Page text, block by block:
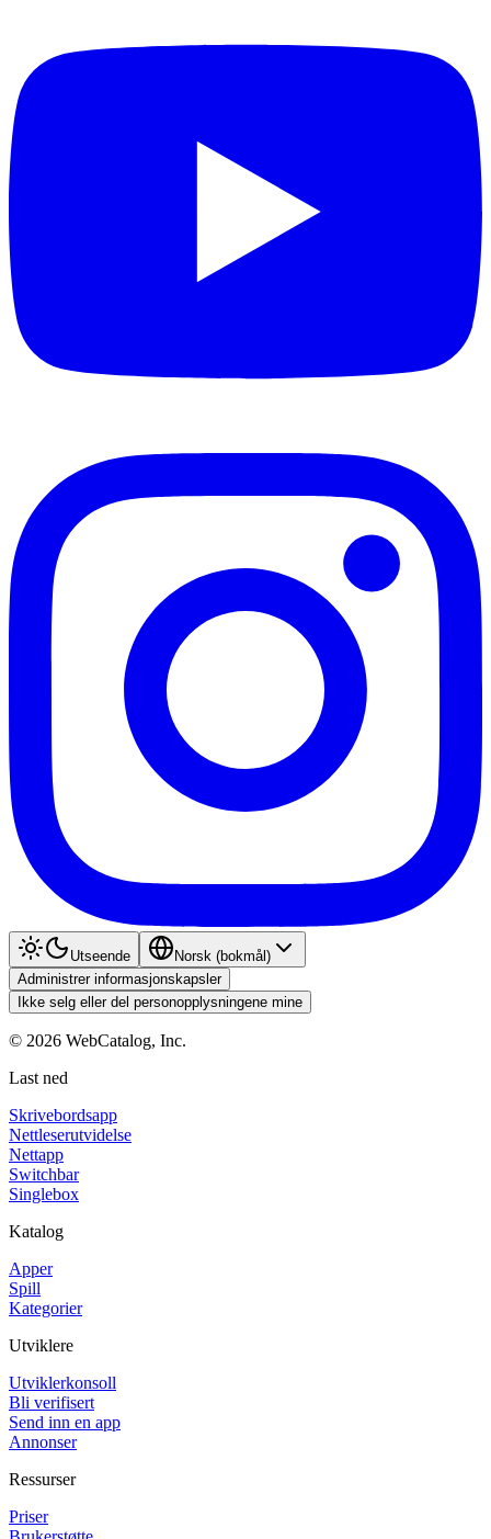
Utseende
Norsk (bokmål)
Administrer informasjonskapsler
Ikke selg eller del personopplysningene mine
© 2026 WebCatalog, Inc.
Last ned
Skrivebordsapp
Nettleserutvidelse
Nettapp
Switchbar
Singlebox
Katalog
Apper
Spill
Kategorier
Utviklere
Utviklerkonsoll
Bli verifisert
Send inn en app
Annonser
Ressurser
Priser